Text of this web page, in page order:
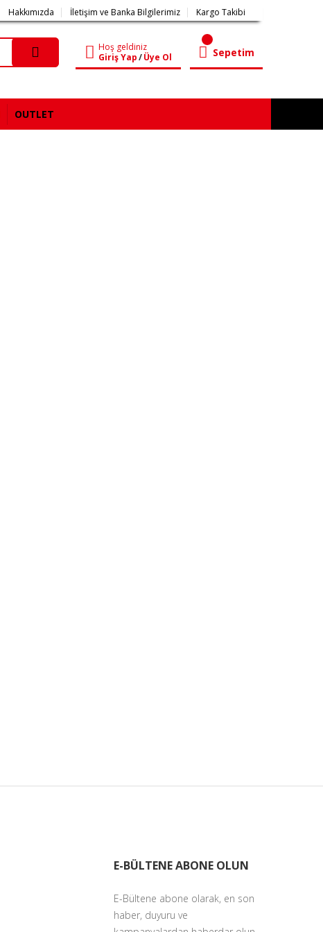
Hakkımızda İletişim ve Banka Bilgilerimiz Kargo Takibi
Hoş geldiniz
Giriş Yap/Üye Ol Sepetim
OUTLET
E-BÜLTENE ABONE OLUN
E-Bültene abone olarak, en son
haber, duyuru ve